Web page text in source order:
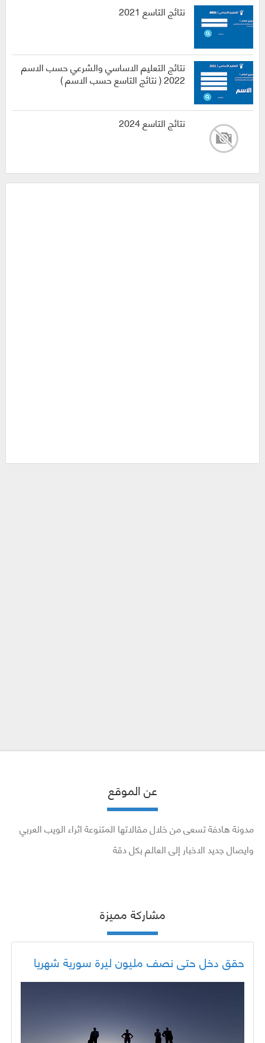
نتائج التاسع 2021
نتائج التعليم الاساسي والشرعي حسب الاسم
2022 ( نتائج التاسع حسب الاسم )
نتائج التاسع 2024
عن الموقع
مدونة هادفة تسعى من خلال مقالاتها المتنوعة اثراء الويب العربي
وايصال جديد الاخبار إلى العالم بكل دقة
مشاركة مميزة
حقق دخل حتى نصف مليون ليرة سورية شهريا